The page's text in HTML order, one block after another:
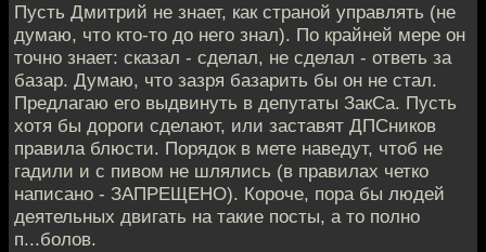
Пусть Дмитрий не знает, как страной управлять (не
думаю, что кто-то до него знал). По крайней мере он
точно знает: сказал - сделал, не сделал - ответь за
базар. Думаю, что зазря базарить бы он не стал.
Предлагаю его выдвинуть в депутаты ЗакСа. Пусть
хотя бы дороги сделают, или заставят ДПСников
правила блюсти. Порядок в мете наведут, чтоб не
гадили и с пивом не шлялись (в правилах четко
написано - ЗАПРЕЩЕНО). Короче, пора бы людей
деятельных двигать на такие посты, а то полно
п...болов.